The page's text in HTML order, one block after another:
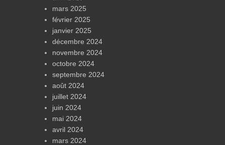
mars 2025
février 2025
janvier 2025
décembre 2024
novembre 2024
octobre 2024
septembre 2024
août 2024
juillet 2024
juin 2024
mai 2024
avril 2024
mars 2024